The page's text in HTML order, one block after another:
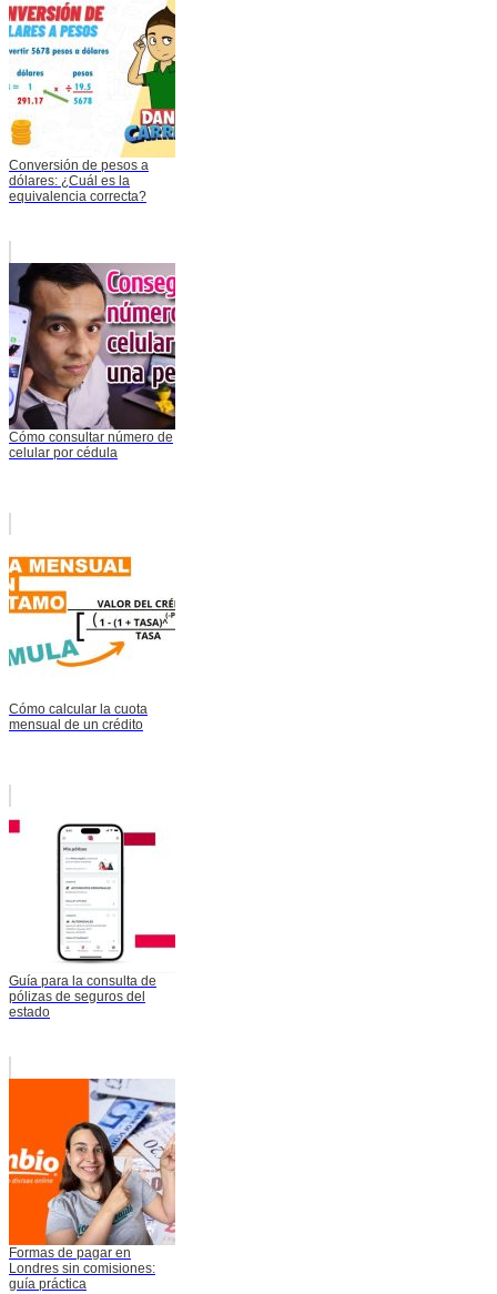
Conversión de pesos a
dólares: ¿Cuál es la
equivalencia correcta?
Cómo consultar número de
celular por cédula
Cómo calcular la cuota
mensual de un crédito
Guía para la consulta de
pólizas de seguros del
estado
Formas de pagar en
Londres sin comisiones:
guía práctica